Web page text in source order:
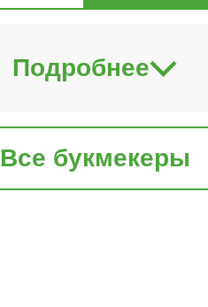
Подробнее
Все букмекеры